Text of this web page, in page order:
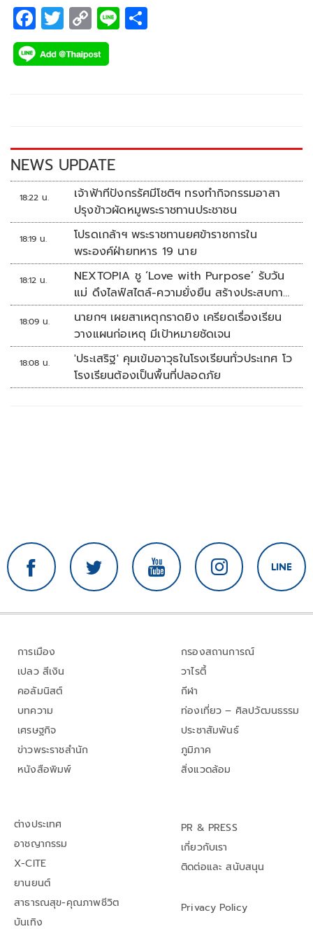
F
ac
e
k
T
wi
tt
C
o
p
k
Li
NEWS UPDATE
18:22 น.
เจ้าฟ้าทีปังกรรัศมีโชติฯ ทรงทำกิจกรรมอาสา
ปรุงข้าวผัดหมูพระราชทานประชาชน
18:19 น.
โปรดเกล้าฯ พระราชทานยศข้าราชการใน
พระองค์ฝ่ายทหาร 19 นาย
18:12 น.
NEXTOPIA ชู ‘Love with Purpose’ รับวัน
แม่ ดึงไลฟ์สไตล์-ความยั่งยืน สร้างประสบกา
รณ์ช้อปปิงมีความหมาย
18:09 น.
นายกฯ เผยสาเหตุกราดยิง เครียดเรื่องเรียน
วางแผนก่อเหตุ มีเป้าหมายชัดเจน
18:08 น.
'ประเสริฐ' คุมเข้มอาวุธในโรงเรียนทั่วประเทศ โว
โรงเรียนต้องเป็นพื้นที่ปลอดภัย
การเมือง
เปลว สีเงิน
คอลัมนิสต์
บทความ
เศรษฐกิจ
ข่าวพระราชสำนัก
หนังสือพิมพ์
กรองสถานการณ์
วาไรตี้
กีฬา
ท่องเที่ยว – ศิลปวัฒนธรรม
ประชาสัมพันธ์
ภูมิภาค
สิ่งแวดล้อม
ต่างประเทศ
อาชญากรรม
X-CITE
ยานยนต์
สาธารณสุข-คุณภาพชีวิต
บันเทิง
PR & PRESS
เกี่ยวกับเรา
ติดต่อและ สนับสนุน
Privacy Policy